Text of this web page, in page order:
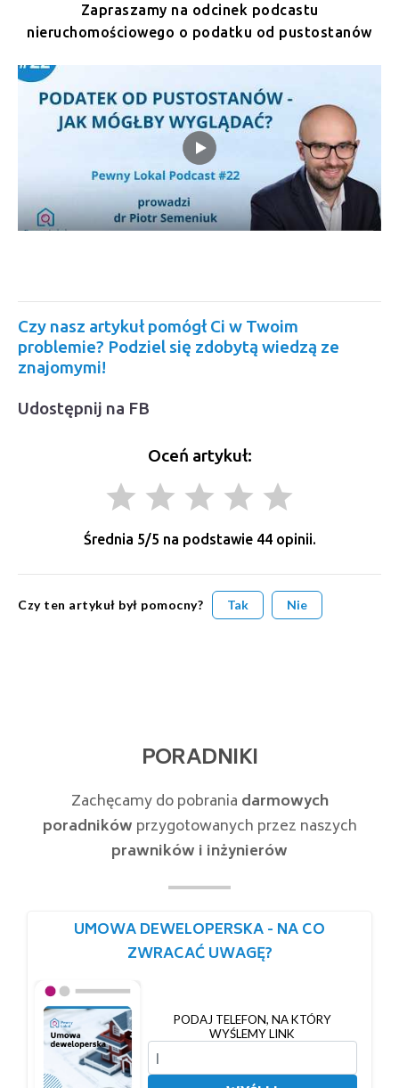
Zapraszamy na odcinek podcastu
nieruchomościowego o podatku od pustostanów
Czy nasz artykuł pomógł Ci w Twoim
problemie? Podziel się zdobytą wiedzą ze
znajomymi!
Udostępnij na FB
Oceń artykuł:
grade grade grade grade grade
Średnia 5/5 na podstawie 44opinii.
Czy ten artykuł był pomocny? Tak Nie
PORADNIKI
Zachęcamy do pobrania darmowych
poradników przygotowanych przez naszych
prawników i inżynierów
UMOWA DEWELOPERSKA - NA CO
ZWRACAĆ UWAGĘ?
PODAJ TELEFON, NA KTÓRY
WYŚLEMY LINK